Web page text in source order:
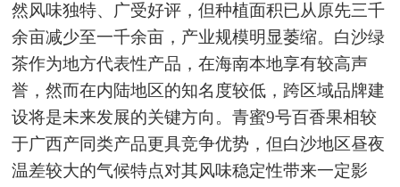
然风味独特、广受好评，但种植面积已从原先三千
余亩减少至一千余亩，产业规模明显萎缩。白沙绿
茶作为地方代表性产品，在海南本地享有较高声
誉，然而在内陆地区的知名度较低，跨区域品牌建
设将是未来发展的关键方向。青蜜9号百香果相较
于广西产同类产品更具竞争优势，但白沙地区昼夜
温差较大的气候特点对其风味稳定性带来一定影